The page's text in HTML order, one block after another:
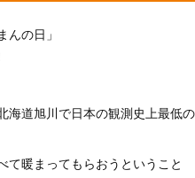
の日」
海道旭川で日本の観測史上最低の
暖まってもらおうということ